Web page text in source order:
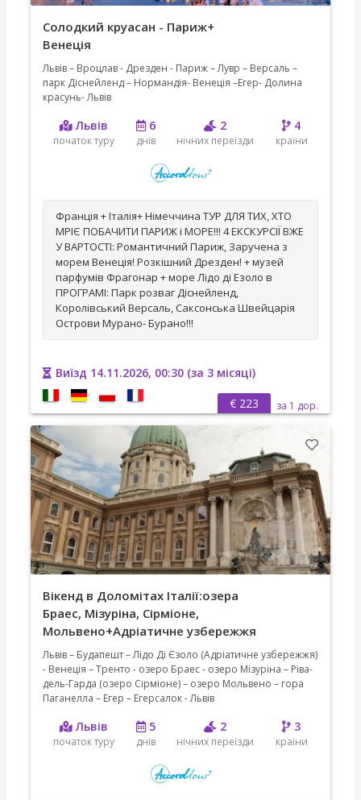
Солодкий круасан - Париж+
Венеція
Львів – Вроцлав - Дрезден - Париж – Лувр – Версаль –
парк Діснейленд – Нормандія- Венеція –Егер- Долина
красунь- Львів
Львів
початок туру
6
днів
2
нічних переїзди
4
країни
Франція + Італія+ Німеччина ТУР ДЛЯ ТИХ, ХТО
МРІЄ ПОБАЧИТИ ПАРИЖ і МОРЕ!!! 4 ЕКСКУРСІЇ ВЖЕ
У ВАРТОСТІ: Романтичний Париж, Заручена з
морем Венеція! Розкішний Дрезден! + музей
парфумів Фрагонар + море Лідо ді Езоло в
ПРОГРАМІ: Парк розваг Діснейленд,
Королівський Версаль, Саксонська Швейцарія
Острови Мурано- Бурано!!!
Виїзд 14.11.2026, 00:30 (за 3 місяці)
€ 223
за 1 дор.
Вікенд в Доломітах Італії:озера
Браес, Мізуріна, Сірміоне,
Мольвено+Адріатичне узбережжя
Львів – Будапешт – Лідо Ді Єзоло (Адріатичне узбережжя)
- Венеція – Тренто - озеро Браес - озеро Мізуріна – Ріва-
дель-Гарда (озеро Сірміоне) – озеро Мольвено – гора
Паганелла – Егер – Егерсалок - Львів
Львів
початок туру
5
днів
2
нічних переїзди
3
країни